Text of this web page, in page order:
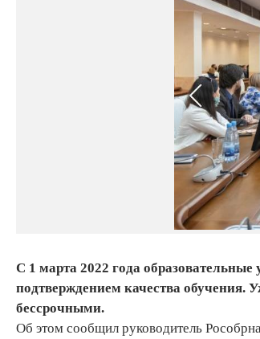
С 1 марта 2022 года
подтверждением качества обучения.
бессрочными.
Об этом сообщил руководитель